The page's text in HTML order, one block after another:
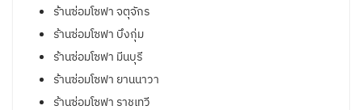
ร้านซ่อมโซฟา จตุจักร
ร้านซ่อมโซฟา บึงกุ่ม
ร้านซ่อมโซฟา มีนบุรี
ร้านซ่อมโซฟา ยานนาวา
ร้านซ่อมโซฟา ราชเทวี